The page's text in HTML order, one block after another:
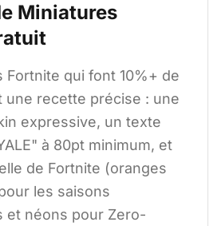
Miniatures
Fortnite qui font 10%+ de
une recette précise : une
expressive, un texte
à 80pt minimum, et
de Fortnite (oranges
les saisons
et néons pour Zero-